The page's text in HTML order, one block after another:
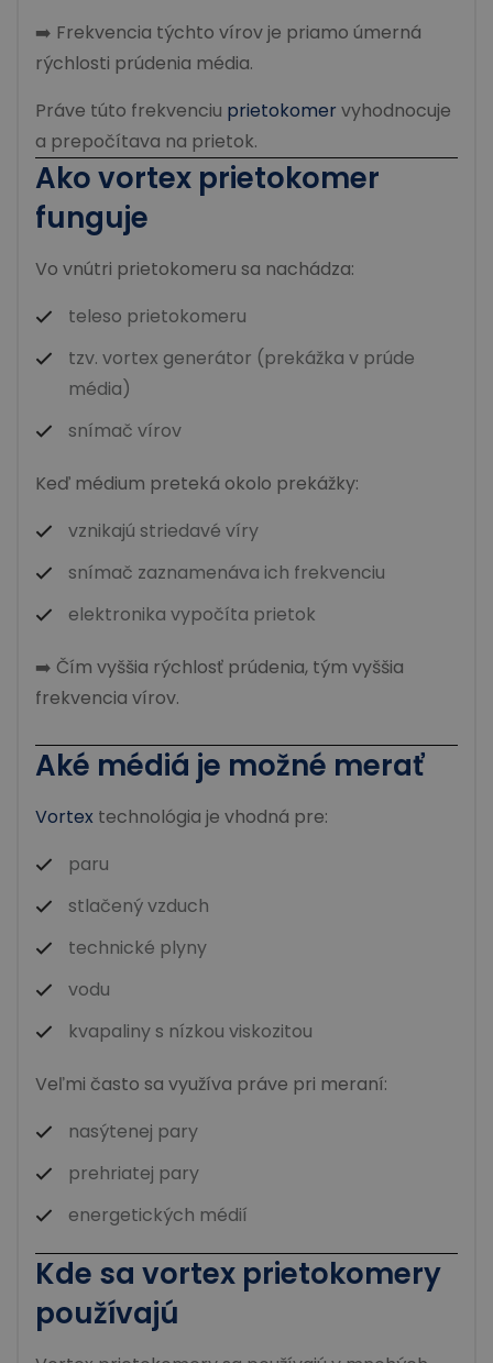
➡️ Frekvencia týchto vírov je priamo úmerná
rýchlosti prúdenia média.
Práve túto frekvenciu prietokomer vyhodnocuje
a prepočítava na prietok.
Ako vortex prietokomer
funguje
Vo vnútri prietokomeru sa nachádza:
teleso prietokomeru
tzv. vortex generátor (prekážka v prúde
média)
snímač vírov
Keď médium preteká okolo prekážky:
vznikajú striedavé víry
snímač zaznamenáva ich frekvenciu
elektronika vypočíta prietok
➡️ Čím vyššia rýchlosť prúdenia, tým vyššia
frekvencia vírov.
Aké médiá je možné merať
Vortex technológia je vhodná pre:
paru
stlačený vzduch
technické plyny
vodu
kvapaliny s nízkou viskozitou
Veľmi často sa využíva práve pri meraní:
nasýtenej pary
prehriatej pary
energetických médií
Kde sa vortex prietokomery
používajú